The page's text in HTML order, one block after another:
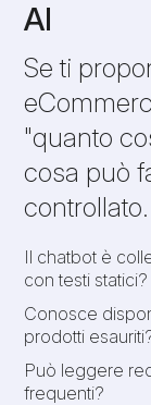
AI
Se ti
"quanto
cosa può
controllato.
Il chatbot è
con testi statici?
Conosce
prodotti
Può leggere
frequenti?